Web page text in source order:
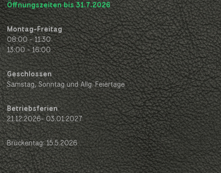
Öffnungszeiten bis 31.7.2026
Montag-Freitag
08:00 - 11:30
13:00 - 16:00
Geschlossen
Samstag, Sonntag und Allg. Feiertage
Betriebsferien
21.12.2026- 03.01.2027
Brückentag: 15.5.2026